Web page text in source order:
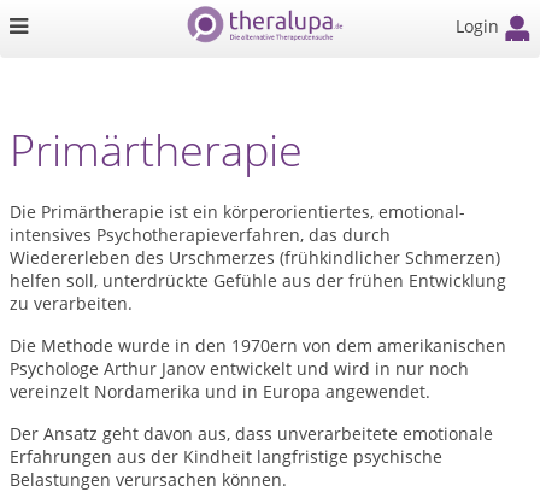
Login
Primärtherapie
Die Primärtherapie ist ein körperorientiertes, emotional-
intensives Psychotherapieverfahren, das durch
Wiedererleben des Urschmerzes (frühkindlicher Schmerzen)
helfen soll, unterdrückte Gefühle aus der frühen Entwicklung
zu verarbeiten.
Die Methode wurde in den 1970ern von dem amerikanischen
Psychologe Arthur Janov entwickelt und wird in nur noch
vereinzelt Nordamerika und in Europa angewendet.
Der Ansatz geht davon aus, dass unverarbeitete emotionale
Erfahrungen aus der Kindheit langfristige psychische
Belastungen verursachen können.